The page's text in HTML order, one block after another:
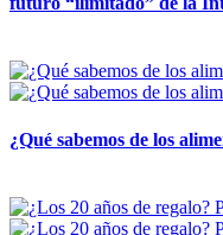
¿Qué sabemos de los